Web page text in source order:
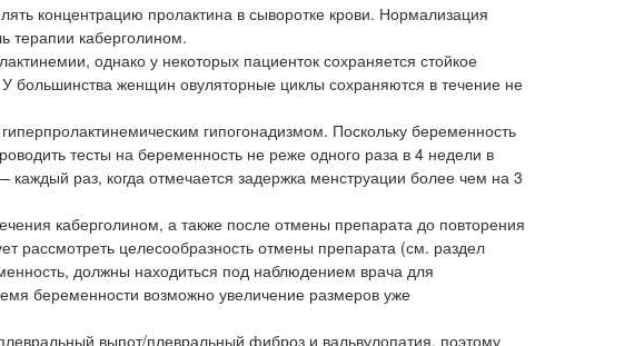
концентрацию пролактина в сыворотке крови. Нормализация
терапии каберголином.
однако у некоторых пациенток сохраняется стойкое
большинства женщин овуляторные циклы сохраняются в течение не
гипогонадизмом. Поскольку беременность
тесты на беременность не реже одного раза в 4 недели в
раз, когда отмечается задержка менструации более чем на 3
каберголином, а также после отмены препарата до повторения
рассмотреть целесообразность отмены препарата (см. раздел
должны находиться под наблюдением врача для
беременности возможно увеличение размеров уже
выпот/плевральный фиброз и вальвулопатия, поэтому